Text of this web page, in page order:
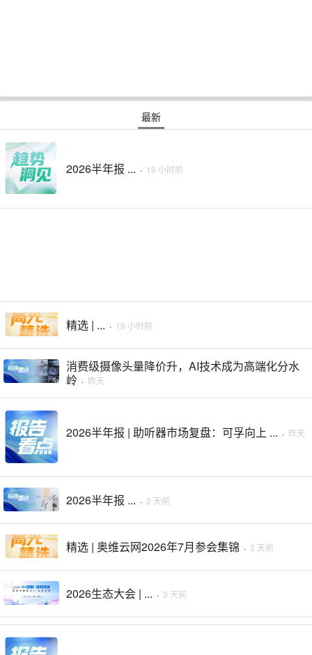
最新
2026半年报 ... · 19 小时前
精选 | ... · 19 小时前
消费级摄像头量降价升，AI技术成为高端化分水
岭 · 昨天
2026半年报 | 助听器市场复盘：可孚向上 ... · 昨天
2026半年报 ... · 2 天前
精选 | 奥维云网2026年7月参会集锦 · 2 天前
2026生态大会 | ... · 3 天前